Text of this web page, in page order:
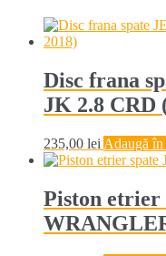
Disc frana
JK 2.8 CRD
235,00 lei Adaugă în
Piston etrier